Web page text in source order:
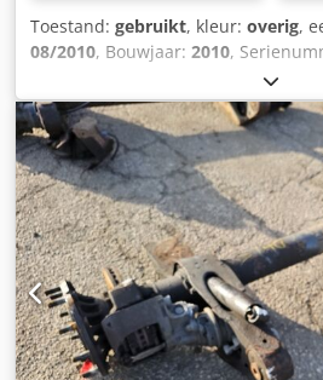
Toestand: gebruikt, kleur: overig,
08/2010, Bouwjaar: 2010,
hebben meer dan 100 assen op
Ak Usa Neem contact met ons op
wat u zoekt.